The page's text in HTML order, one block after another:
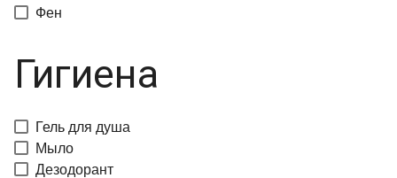
Фен
Гигиена
Гель для душа
Мыло
Дезодорант